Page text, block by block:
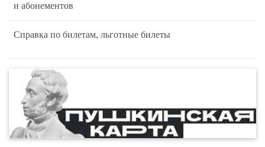
и абонементов
Справка по билетам, льготные билеты